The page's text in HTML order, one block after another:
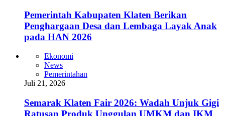
Pemerintah Kabupaten Klaten Berikan
Penghargaan Desa dan Lembaga Layak Anak
pada HAN 2026
Ekonomi
News
Pemerintahan
Juli 21, 2026
Semarak Klaten Fair 2026: Wadah Unjuk Gigi
Ratusan Produk Unggulan UMKM dan IKM